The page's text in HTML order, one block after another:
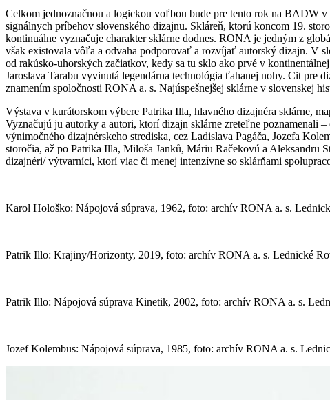
Celkom jednoznačnou a logickou voľbou bude pre tento rok na BADW v
signálnych príbehov slovenského dizajnu. Skláreň, ktorú koncom 19.
kontinuálne vyznačuje charakter sklárne dodnes. RONA je jedným z
však existovala vôľa a odvaha podporovať a rozvíjať autorský dizajn. V
od rakúsko-uhorských začiatkov, kedy sa tu sklo ako prvé v
Jaroslava Tarabu vyvinutá legendárna technológia ťahanej nohy. Cit pre
znamením spoločnosti RONA a. s. Najúspešnejšej sklárne v slovenskej
Výstava v kurátorskom výbere Patrika Illa, hlavného dizajnéra sklárne,
Vyznačujú ju autorky a autori, ktorí dizajn sklárne zreteľne poznamenali
výnimočného dizajnérskeho strediska, cez Ladislava Pagáča, Jozefa
storočia, až po Patrika Illa, Miloša Janků, Máriu Račekovú a Aleksandru
dizajnéri/ výtvarníci, ktorí viac či menej intenzívne so sklárňami
Karol Hološko: Nápojová súprava, 1962, foto: archív RONA a. s.
Patrik Illo: Krajiny/Horizonty, 2019, foto: archív RONA a. s. Lednické
Patrik Illo: Nápojová súprava Kinetik, 2002, foto: archív RONA a. s.
Jozef Kolembus: Nápojová súprava, 1985, foto: archív RONA a. s.